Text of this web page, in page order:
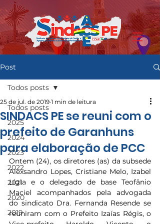
Post
Todos posts
2025
2024
2023
2022
2021
2020
2019
Todos posts
SINDACS PE se reuni com o
prefeito de Garanhuns
para elaboração de PCC
25 de jul. de 2019 1 min de leitura
Ontem (24), os diretores (as) da subsede
Alexsandro Lopes, Cristiane Melo, Izabel
Lígia e o delegado de base Teofânio
Maciel acompanhados pela advogada
do sindicato Dra. Fernanda Resende se
reuniram com o Prefeito Izaías Régis, o